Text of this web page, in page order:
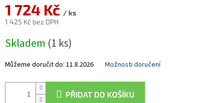
1 724 Kč / ks
1 425 Kč bez DPH
cena:
Skladem (1 ks)
Můžeme doručit do: 11.8.2026 Možnosti doručení
PŘIDAT DO KOŠÍKU